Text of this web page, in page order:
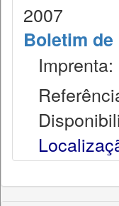
2007
Boletim
Imprenta: